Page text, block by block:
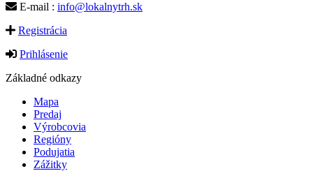
E-mail : info@lokalnytrh.sk
Registrácia
Prihlásenie
Základné odkazy
Mapa
Predaj
Výrobcovia
Regióny
Podujatia
Zážitky